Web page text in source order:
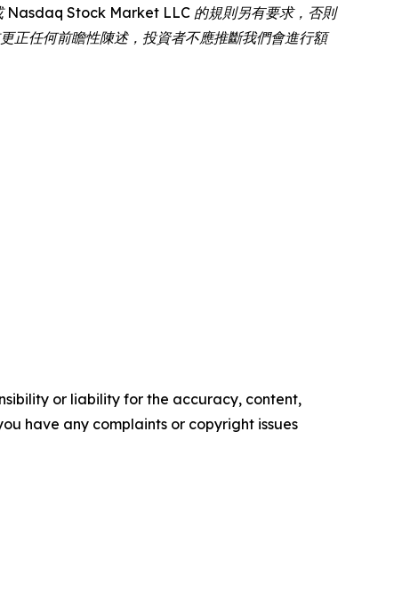
Nasdaq Stock Market LLC 的規則另有要求，否則
正任何前瞻性陳述，投資者不應推斷我們會進行額
or liability for the accuracy, content,
have any complaints or copyright issues